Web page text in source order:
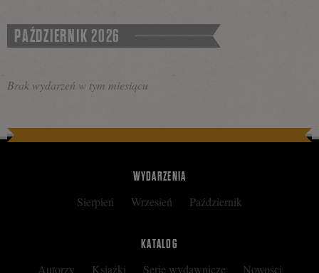
TweetnijPodziel
PAŹDZIERNIK 2026
Brak wydarzeń w tym miesiącu
WYDARZENIA
Sierpień Wrzesień Październik
KATALOG
Autorzy Książki Serie wydawnicze
Nowości